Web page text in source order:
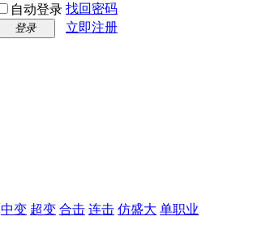
自动登录 找回密码
登录
立即注册
中变 超变 合击 连击 仿盛大 单职业